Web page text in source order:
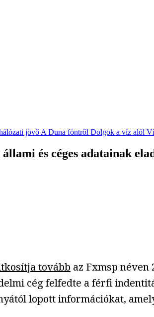
jövő A Duna föntről Dolgok a víz alól
és céges adatainak
tovább az Fxmsp néven
cég felfedte a férfi
lopott információkat,